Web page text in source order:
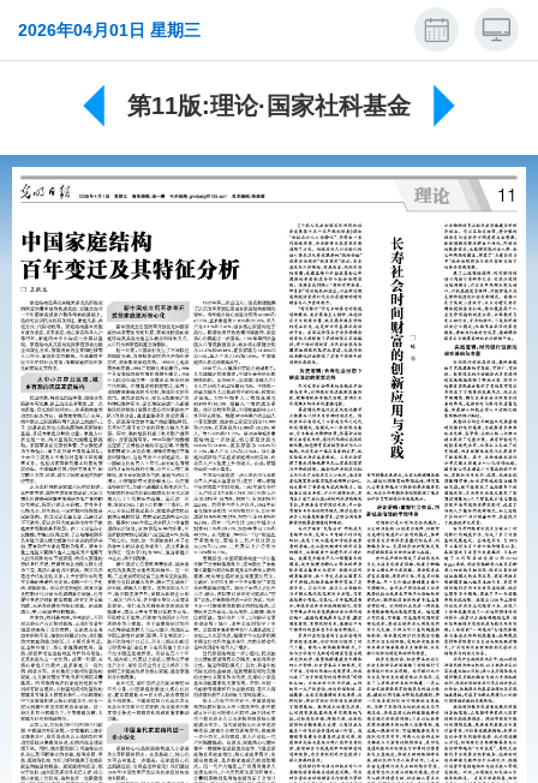
2026年04月01日 星期三
第11版:理论·国家社科基金